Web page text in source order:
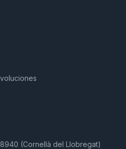
(Cornellà del Llobregat)